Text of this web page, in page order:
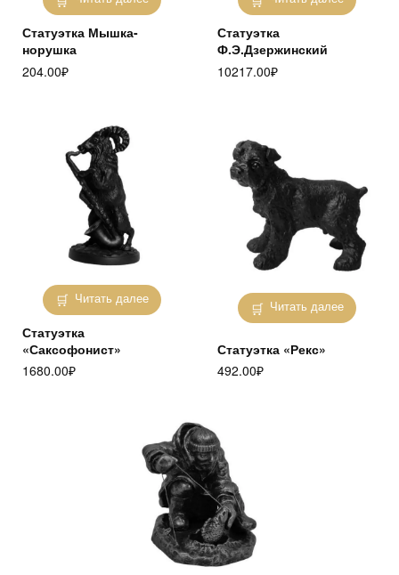
Статуэтка Мышка-
норушка
204.00₽
Статуэтка
Ф.Э.Дзержинский
10217.00₽
Читать далее
Статуэтка
«Саксофонист»
1680.00₽
Читать далее
Статуэтка «Рекс»
492.00₽